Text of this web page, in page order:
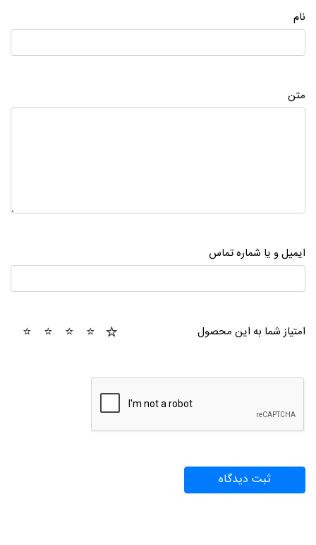
نام
متن
ایمیل و یا شماره تماس
امتیاز شما به این محصول 5